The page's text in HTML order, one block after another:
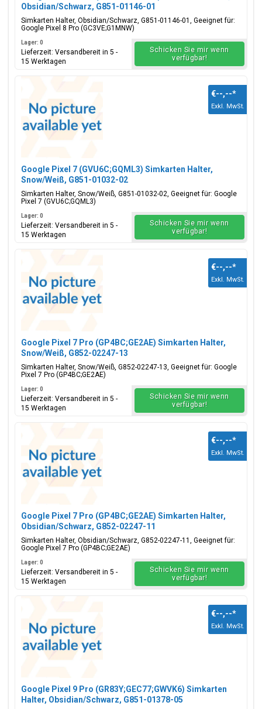
Obsidian/Schwarz, G851-01146-01
Simkarten Halter, Obsidian/Schwarz, G851-01146-01, Geeignet für:
Google Pixel 8 Pro (GC3VE;G1MNW)
Lager: 0
Lieferzeit: Versandbereit in 5 -
15 Werktagen
Schicken Sie mir wenn
verfügbar!
Google Pixel 7 (GVU6C;GQML3) Simkarten Halter,
Snow/Weiß, G851-01032-02
Simkarten Halter, Snow/Weiß, G851-01032-02, Geeignet für: Google
Pixel 7 (GVU6C;GQML3)
€--,--*
Exkl. MwSt.
Lager: 0
Lieferzeit: Versandbereit in 5 -
15 Werktagen
Schicken Sie mir wenn
verfügbar!
Google Pixel 7 Pro (GP4BC;GE2AE) Simkarten Halter,
Snow/Weiß, G852-02247-13
Simkarten Halter, Snow/Weiß, G852-02247-13, Geeignet für: Google
Pixel 7 Pro (GP4BC;GE2AE)
€--,--*
Exkl. MwSt.
Lager: 0
Lieferzeit: Versandbereit in 5 -
15 Werktagen
Schicken Sie mir wenn
verfügbar!
Google Pixel 7 Pro (GP4BC;GE2AE) Simkarten Halter,
Obsidian/Schwarz, G852-02247-11
Simkarten Halter, Obsidian/Schwarz, G852-02247-11, Geeignet für:
Google Pixel 7 Pro (GP4BC;GE2AE)
€--,--*
Exkl. MwSt.
Lager: 0
Lieferzeit: Versandbereit in 5 -
15 Werktagen
Schicken Sie mir wenn
verfügbar!
Google Pixel 9 Pro (GR83Y;GEC77;GWVK6) Simkarten
Halter, Obsidian/Schwarz, G851-01378-05
€--,--*
Exkl. MwSt.